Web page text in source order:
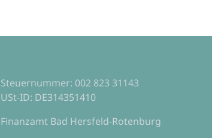
Steuernummer: 002 823 31143
USt-ID: DE314351410
Finanzamt Bad Hersfeld-Rotenburg